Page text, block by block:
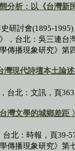
分析：以《台灣
研討會(1895-1995)
，台北：吳三連台
傳播現象研究》第
灣現代詩壇本土論
台北：文訊，頁
灣文學的城鄉差距
台北：時報，頁39-
傳播現象研究》第